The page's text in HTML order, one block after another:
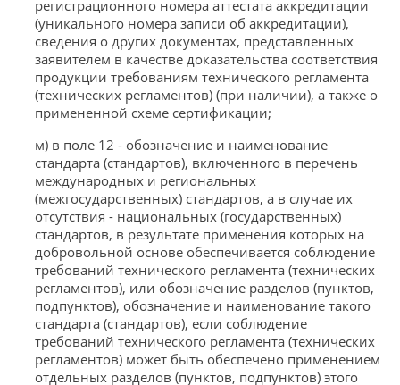
регистрационного номера аттестата аккредитации
(уникального номера записи об аккредитации),
сведения о других документах, представленных
заявителем в качестве доказательства соответствия
продукции требованиям технического регламента
(технических регламентов) (при наличии), а также о
примененной схеме сертификации;
м) в поле 12 - обозначение и наименование
стандарта (стандартов), включенного в перечень
международных и региональных
(межгосударственных) стандартов, а в случае их
отсутствия - национальных (государственных)
стандартов, в результате применения которых на
добровольной основе обеспечивается соблюдение
требований технического регламента (технических
регламентов), или обозначение разделов (пунктов,
подпунктов), обозначение и наименование такого
стандарта (стандартов), если соблюдение
требований технического регламента (технических
регламентов) может быть обеспечено применением
отдельных разделов (пунктов, подпунктов) этого